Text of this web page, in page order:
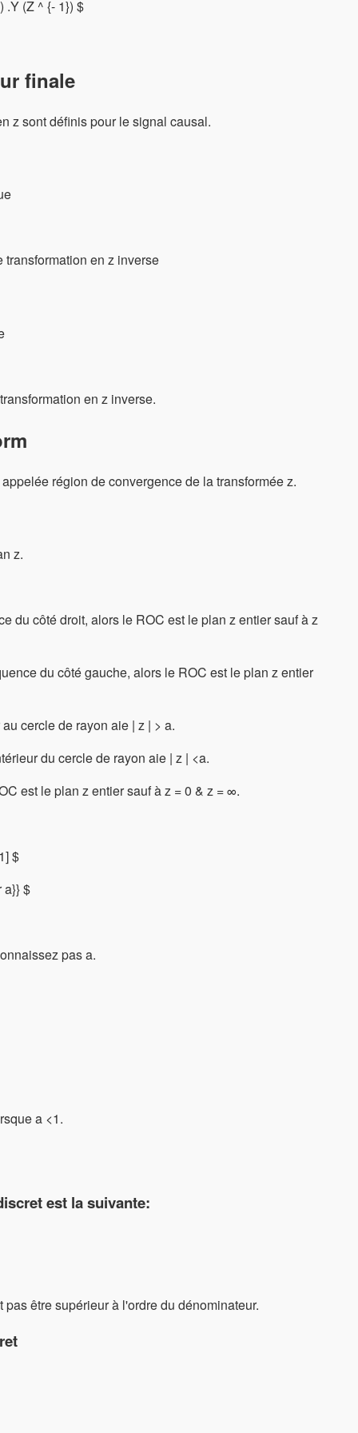
.Y (Z ^ {- 1}) $
finale
z sont définis pour le signal causal.
en z inverse
en z inverse.
région de convergence de la transformée z.
z.
du côté droit, alors le ROC est le plan z entier sauf à z
du côté gauche, alors le ROC est le plan z entier
cercle de rayon aie | z | > a.
du cercle de rayon aie | z | <a.
est le plan z entier sauf à z = 0 & z = ∞.
$
a}} $
pas a.
a <1.
est la suivante:
être supérieur à l'ordre du dénominateur.